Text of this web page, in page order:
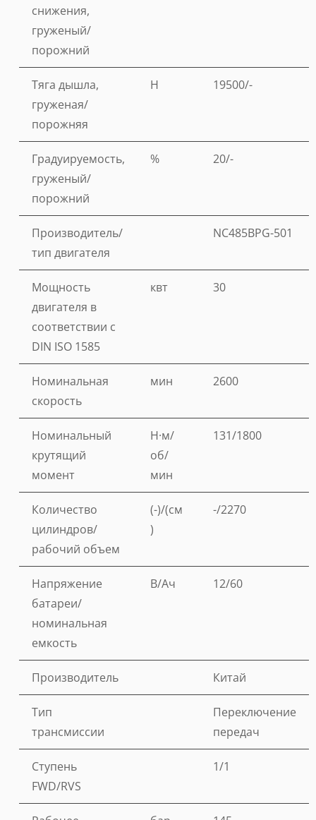
снижения,
груженый/
порожний
Тяга дышла,
груженая/
порожняя
Н 19500/-
Градуируемость,
груженый/
порожний
% 20/-
Производитель/
тип двигателя
NC485BPG-501
Мощность
двигателя в
соответствии с
DIN ISO 1585
квт 30
Номинальная
скорость
мин 2600
Номинальный
крутящий
момент
Н·м/
об/
мин
131/1800
Количество
цилиндров/
рабочий объем
(-)/(см
)
-/2270
Напряжение
батареи/
номинальная
емкость
В/Ач 12/60
Производитель Китай
Тип
трансмиссии
Переключение
передач
Ступень
FWD/RVS
1/1